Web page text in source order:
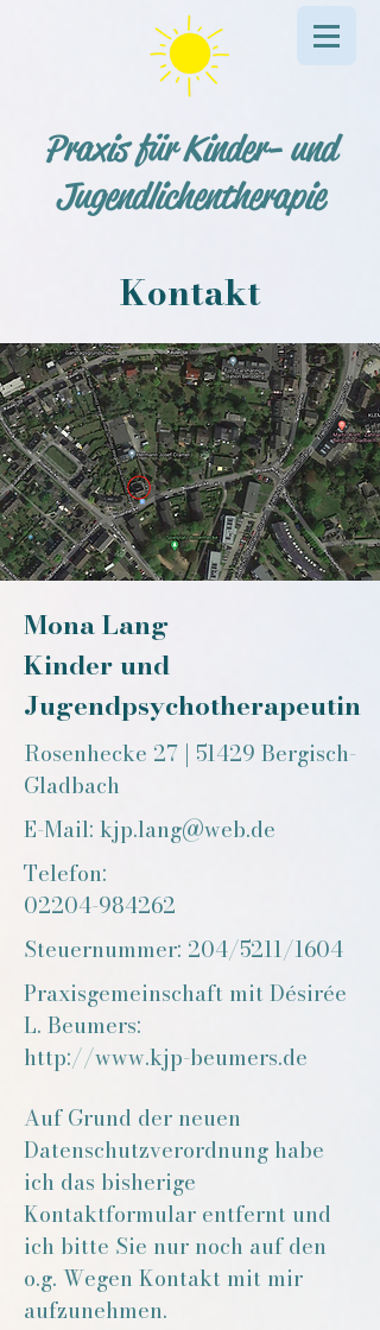
Praxis für Kinder- und
Jugendlichentherapie
Kontakt
Mona Lang
Kinder und
Jugendpsychotherapeutin
Rosenhecke 27 | 51429 Bergisch-
Gladbach
E-Mail: kjp.lang@web.de
Telefon:
​02204-984262
Steuernummer: 204/5211/1604
Praxisgemeinschaft mit Désirée
L. Beumers:
http://www.kjp-beumers.de
Auf Grund der neuen
Datenschutzverordnung habe
ich das bisherige
Kontaktformular entfernt und
ich bitte Sie nur noch auf den
o.g. Wegen Kontakt mit mir
aufzunehmen.